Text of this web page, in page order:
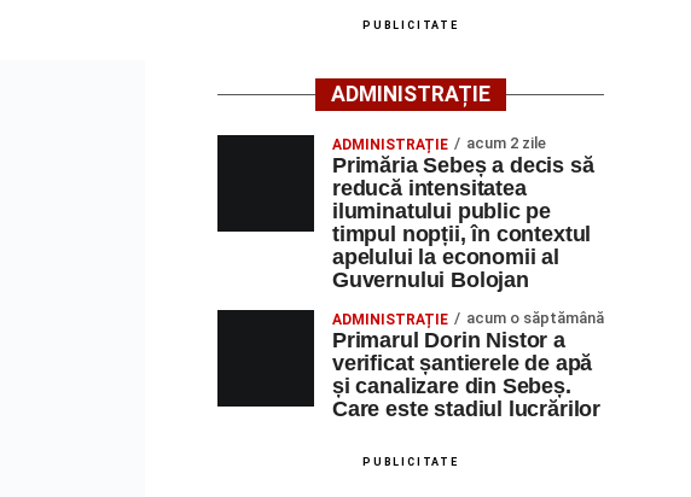
PUBLICITATE
ADMINISTRAȚIE
ADMINISTRAȚIE acum 2 zile
Primăria Sebeș a decis să
reducă intensitatea
iluminatului public pe
timpul nopții, în contextul
apelului la economii al
Guvernului Bolojan
ADMINISTRAȚIE acum o săptămână
Primarul Dorin Nistor a
verificat șantierele de apă
și canalizare din Sebeș.
Care este stadiul lucrărilor
PUBLICITATE